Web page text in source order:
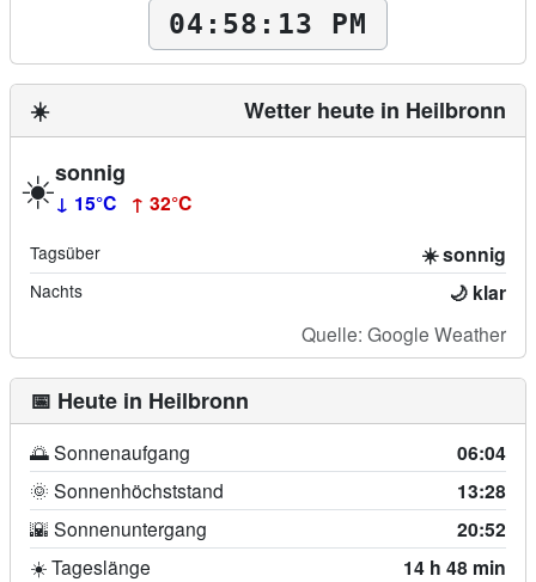
04:58:15 PM
☀️ Wetter heute in Heilbronn
☀️sonnig
↓ 15°C ↑ 32°C
Tagsüber ☀️ sonnig
Nachts 🌙 klar
Quelle: Google Weather
📅 Heute in Heilbronn
🌅 Sonnenaufgang 06:04
🌞 Sonnenhöchststand 13:28
🌇 Sonnenuntergang 20:52
☀️ Tageslänge 14 h 48 min